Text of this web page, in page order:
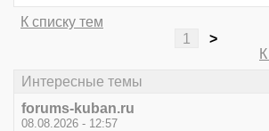
К списку тем
1
>
Интересные темы
forums-kuban.ru
08.08.2026 - 12:57